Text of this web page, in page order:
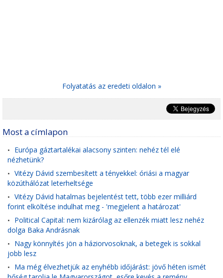
Folyatatás az eredeti oldalon »
Most a címlapon
• Európa gáztartalékai alacsony szinten: nehéz tél elé
nézhetünk?
• Vitézy Dávid szembesített a tényekkel: óriási a magyar
közúthálózat leterheltsége
• Vitézy Dávid hatalmas bejelentést tett, több ezer milliárd
forint elköltése indulhat meg - 'megjelent a határozat'
• Political Capital: nem kizárólag az ellenzék miatt lesz nehéz
dolga Baka Andrásnak
• Nagy könnyítés jön a háziorvosoknak, a betegek is sokkal
jobb lesz
• Ma még élvezhetjük az enyhébb időjárást: jövő héten ismét